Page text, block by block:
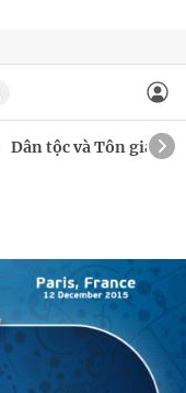
Dân tộc và Tôn giáo